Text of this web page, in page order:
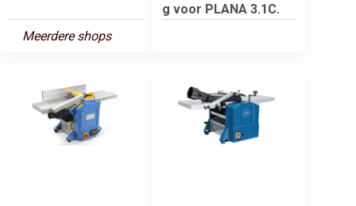
Meerdere shops
g voor PLANA 3.1C.